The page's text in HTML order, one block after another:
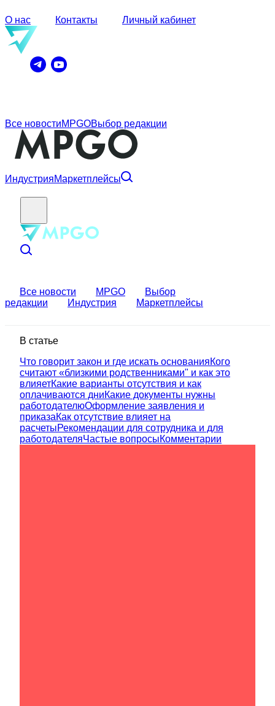
О нас Контакты Личный кабинет
Все новостиMPGOВыбор редакции
ИндустрияМаркетплейсы
Все новости MPGO
Выбор
редакции
Индустрия Маркетплейсы
В статье
Что говорит закон и где искать основанияКого
считают «близкими родственниками" и как это
влияетКакие варианты отсутствия и как
оплачиваются дниКакие документы нужны
работодателюОформление заявления и
приказаКак отсутствие влияет на
расчетыРекомендации для сотрудника и для
работодателяЧастые вопросыКомментарии